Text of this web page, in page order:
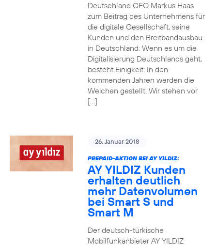
Deutschland CEO Markus Haas
zum Beitrag des Unternehmens für
die digitale Gesellschaft, seine
Kunden und den Breitbandausbau
in Deutschland: Wenn es um die
Digitalisierung Deutschlands geht,
besteht Einigkeit: In den
kommenden Jahren werden die
Weichen gestellt. Wir stehen vor
[…]
26. Januar 2018
PREPAID-AKTION BEI AY YILDIZ:
AY YILDIZ Kunden
erhalten deutlich
mehr Datenvolumen
bei Smart S und
Smart M
Der deutsch-türkische
Mobilfunkanbieter AY YILDIZ